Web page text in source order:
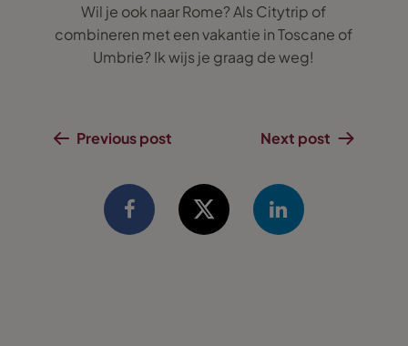
Wil je ook naar Rome? Als Citytrip of
combineren met een vakantie in Toscane of
Umbrie? Ik wijs je graag de weg!
Previous post Next post